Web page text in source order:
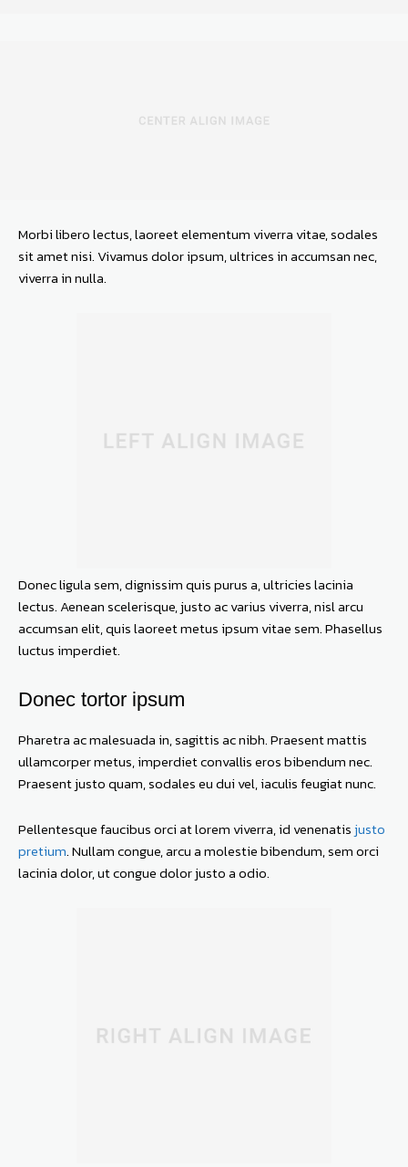
Morbi libero lectus, laoreet elementum viverra vitae, sodales
sit amet nisi. Vivamus dolor ipsum, ultrices in accumsan nec,
viverra in nulla.
Donec ligula sem, dignissim quis purus a, ultricies lacinia
lectus. Aenean scelerisque, justo ac varius viverra, nisl arcu
accumsan elit, quis laoreet metus ipsum vitae sem. Phasellus
luctus imperdiet.
Donec tortor ipsum
Pharetra ac malesuada in, sagittis ac nibh. Praesent mattis
ullamcorper metus, imperdiet convallis eros bibendum nec.
Praesent justo quam, sodales eu dui vel, iaculis feugiat nunc.
Pellentesque faucibus orci at lorem viverra, id venenatisjusto
pretium. Nullam congue, arcu a molestie bibendum, sem orci
lacinia dolor, ut congue dolor justo a odio.